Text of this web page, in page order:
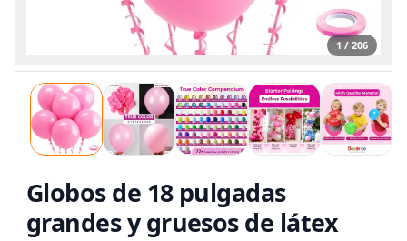
1 / 206
Globos de 18 pulgadas
grandes y gruesos de látex